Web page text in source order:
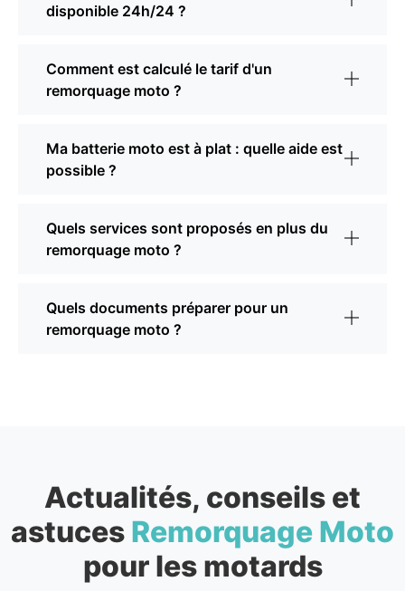
disponible 24h/24 ?
Comment est calculé le tarif d'un
remorquage moto ?
Ma batterie moto est à plat : quelle aide est
possible ?
Quels services sont proposés en plus du
remorquage moto ?
Quels documents préparer pour un
remorquage moto ?
Actualités, conseils et
astuces Remorquage Moto
pour les motards